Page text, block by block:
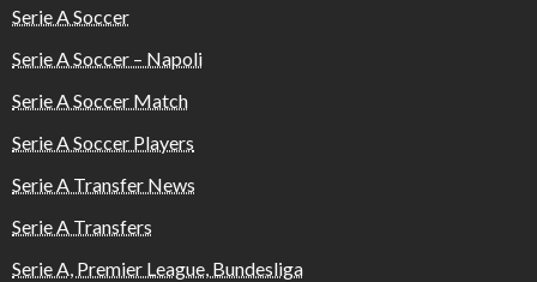
Serie A Soccer
Serie A Soccer – Napoli
Serie A Soccer Match
Serie A Soccer Players
Serie A Transfer News
Serie A Transfers
Serie A, Premier League, Bundesliga